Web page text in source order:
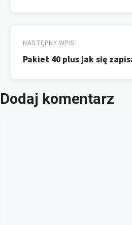
NASTĘPNY WPIS
Pakiet 40 plus jak się
Dodaj komentarz